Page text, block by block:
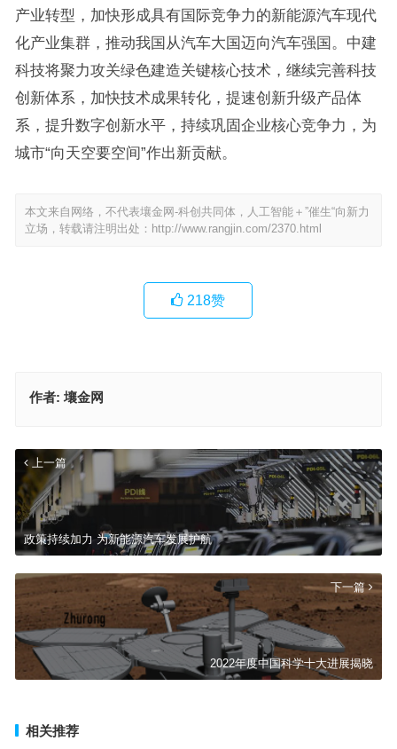
产业转型，加快形成具有国际竞争力的新能源汽车现代
化产业集群，推动我国从汽车大国迈向汽车强国。中建
科技将聚力攻关绿色建造关键核心技术，继续完善科技
创新体系，加快技术成果转化，提速创新升级产品体
系，提升数字创新水平，持续巩固企业核心竞争力，为
城市“向天空要空间”作出新贡献。
本文来自网络，不代表壤金网-科创共同体，人工智能＋”催生“向新力
立场，转载请注明出处： http://www.rangjin.com/2370.html
218赞
作者: 壤金网
上一篇
政策持续加力 为新能源汽车发展护航
下一篇
2022年度中国科学十大进展揭晓
相关推荐